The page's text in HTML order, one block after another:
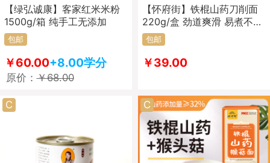
【绿弘诚康】客家红米米粉
1500g/箱 纯手工无添加
包邮
￥60.00+8.00学分
原价：￥68.00
【怀府街】铁棍山药刀削面
220g/盒 劲道爽滑 易煮不糊
汤包邮
￥39.00
C C